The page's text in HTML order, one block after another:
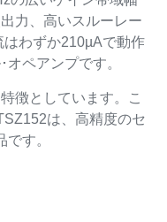
力、高いスルーレー
はわずか210µAで動作
ペアンプです。
徴としています。こ
は、高精度のセ
す。